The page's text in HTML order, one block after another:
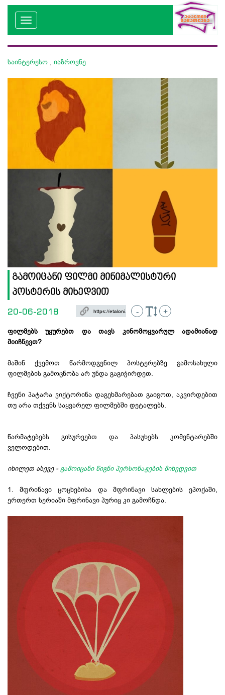
საინტერესო იაზროვნე
გამოიცანი ფილმი მინიმალისტური
პოსტერის მიხედვით
20-06-2018 - +
ფილმებსუყურებთ და თავს კინომოყვარულ ადამიანად
მიიჩნევთ?
მაშინ ქვემოთ წარმოდგენილ პოსტერებზე გამოსახული
ფილმების გამოცნობა არ უნდა გაგიჭირდეთ.
ჩვენი პატარა ვიქტორინა დაგეხმარებათ გაიგოთ, აკვირდებით
თუ არა თქვენს საყვარელ ფილმებში დეტალებს.
წარმატებებს გისურვებთ და პასუხებს კომენტარებში
ველოდებით.
იხილეთ ასევე - გამოიცანი წიგნი პერსონაჟების მიხედვით
1. მფრინავი ცოცხებისა და მფრინავი სახლების ეპოქაში,
ერთერთ სერიაში მფრინავი პურიც კი გამოჩნდა.